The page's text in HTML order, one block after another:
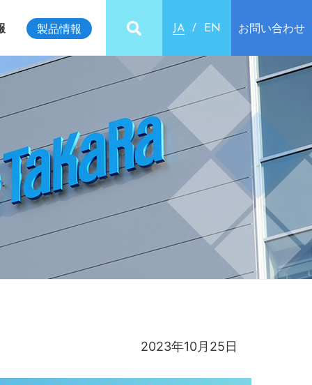
2023年10月25日
製品情報 JA EN お問い合わせ
リティインデックス